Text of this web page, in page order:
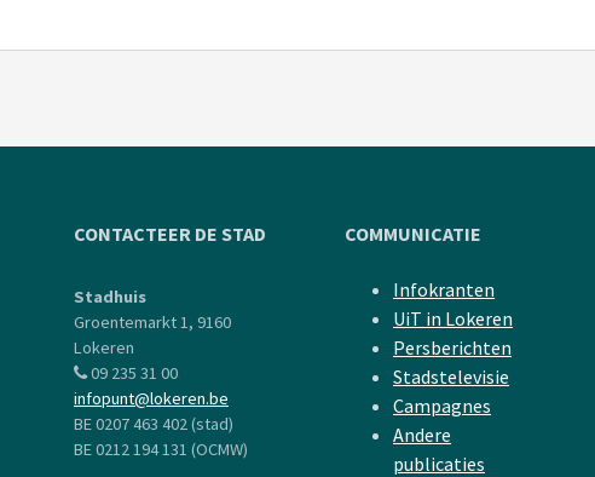
CONTACTEER DE STAD
Stadhuis
Groentemarkt 1, 9160
Lokeren
09 235 31 00
infopunt@lokeren.be
BE 0207 463 402 (stad)
BE 0212 194 131 (OCMW)
COMMUNICATIE
Infokranten
UiT in Lokeren
Persberichten
Stadstelevisie
Campagnes
Andere
publicaties